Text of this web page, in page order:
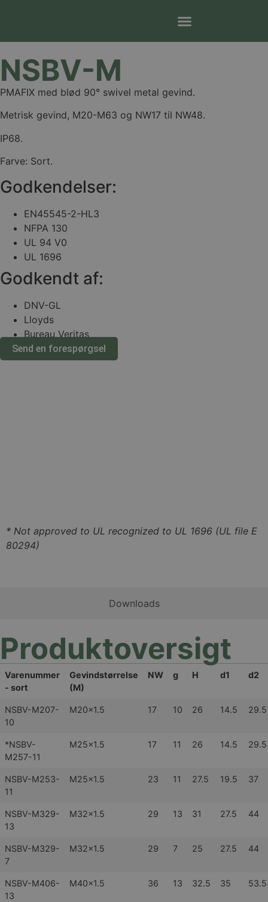
NSBV-M
PMAFIX med blød 90° swivel metal gevind.
Metrisk gevind, M20-M63 og NW17 til NW48.
IP68.
Farve: Sort.
Godkendelser:
EN45545-2-HL3
NFPA 130
UL 94 V0
UL 1696
Godkendt af:
DNV-GL
Lloyds
Bureau Veritas
Send en forespørgsel
Downloads
* Not approved to UL recognized to UL 1696 (UL file E
80294)
Produktoversigt
Varenummer
- sort
Gevindstørrelse
(M)
NW g H d1 d2
NSBV-M207-
10
M20x1.5 17 10 26 14.5 29.5
*NSBV-
M257-11
M25x1.5 17 11 26 14.5 29.5
NSBV-M253-
11
M25x1.5 23 11 27.5 19.5 37
NSBV-M329-
13
M32x1.5 29 13 31 27.5 44
NSBV-M329-
7
M32x1.5 29 7 25 27.5 44
NSBV-M406-
13
M40x1.5 36 13 32.5 35 53.5